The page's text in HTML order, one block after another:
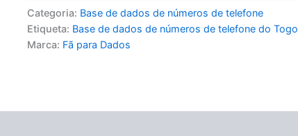
Categoria: Base de dados de números de telefone
Etiqueta: Base de dados de números de telefone do Togo
Marca: Fã para Dados